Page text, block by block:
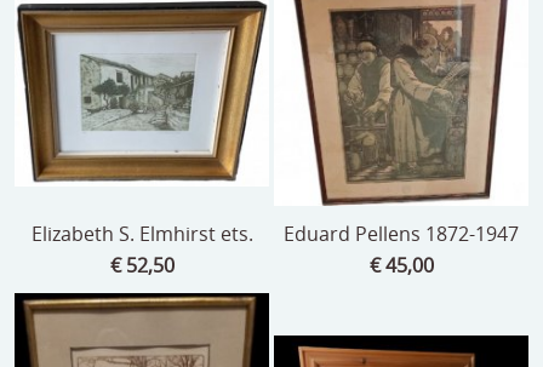
Elizabeth S. Elmhirst ets.
€ 52,50
Eduard Pellens 1872-1947
€ 45,00